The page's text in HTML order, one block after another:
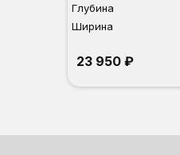
Глубина
Ширина
23 950 ₽